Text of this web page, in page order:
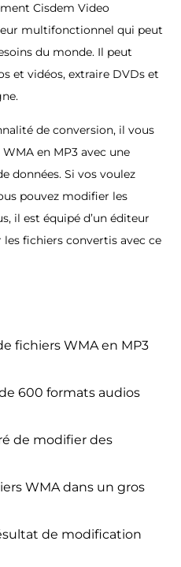
Cisdem Video
multifonctionnel qui peut
du monde. Il peut
et vidéos, extraire DVDs et
de conversion, il vous
en MP3 avec une
données. Si vos voulez
pouvez modifier les
il est équipé d’un éditeur
fichiers convertis avec ce
fichiers WMA en MP3
600 formats audios
de modifier des
WMA dans un gros
de modification